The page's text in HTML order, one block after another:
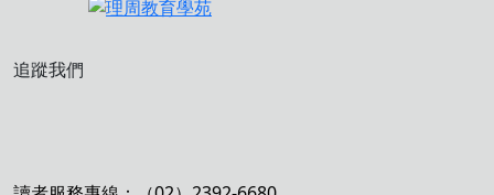
追蹤我們